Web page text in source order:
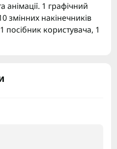
1 графічний
змінних накінечників
посібник користувача, 1